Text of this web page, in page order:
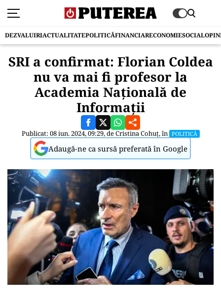
DEZVALUIRIACTUALITATEPOLITICĂFINANCIARECONOMIESOCIAL
SRI a confirmat: Florian Coldea
nu va mai fi profesor la
Academia Națională de
Informații
Publicat: 08 iun. 2024, 09:29, deCristina Cohuț, în POLITICĂ
Adaugă-ne ca sursă preferată în Google